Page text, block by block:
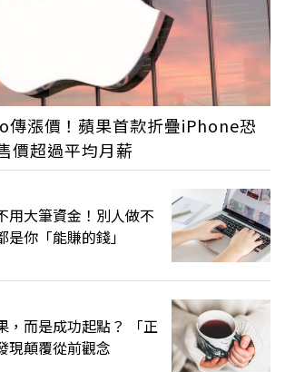
漲價！蘋果首款折疊iPhone恐
價超過平均月薪
用大筆資金！別人做不
你「能賺的錢」
，而是成功起點？ 「正
現顛覆從前觀念